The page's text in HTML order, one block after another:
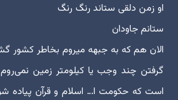
او زمن دلقی ستاند رنگ رنگ
ستانم جاودان
الان هم که به جبهه میروم بخاطر کشور
گرفتن چند وجب یا کیلومتر زمین
است که حکومت ا… اسلام و قرآن پیاده